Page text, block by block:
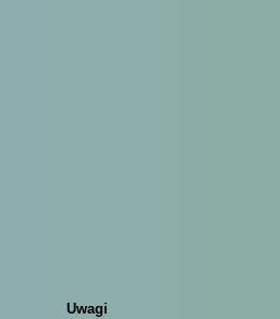
Uwagi